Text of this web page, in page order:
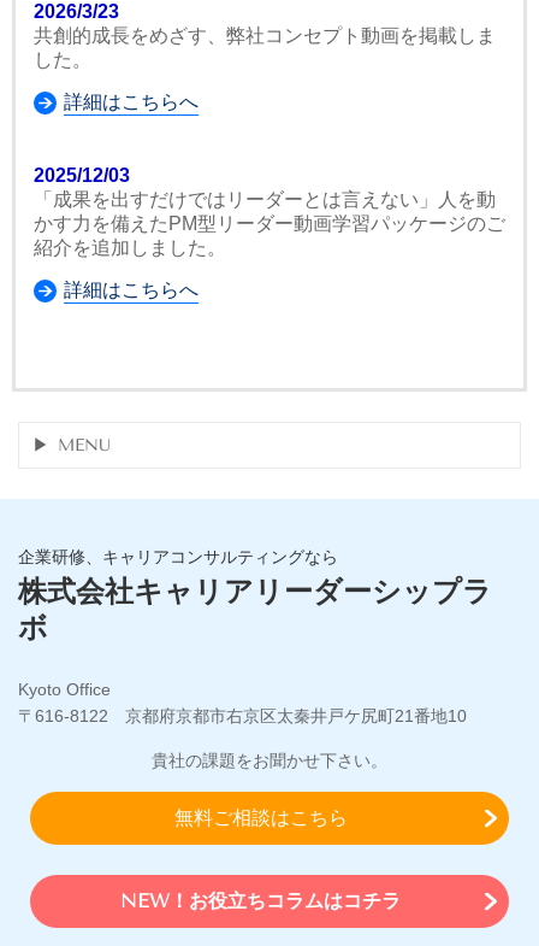
2026/3/23
共創的成長をめざす、弊社コンセプト動画を掲載しま
した。
詳細はこちらへ
2025/12/03
「成果を出すだけではリーダーとは言えない」人を動
かす力を備えたPM型リーダー動画学習パッケージのご
紹介を追加しました。
詳細はこちらへ
MENU
企業研修、キャリアコンサルティングなら
株式会社キャリアリーダーシップラ
ボ
Kyoto Office
〒616-8122 京都府京都市右京区太秦井戸ケ尻町21番地10
貴社の課題をお聞かせ下さい。
無料ご相談はこちら
NEW！お役立ちコラムはコチラ